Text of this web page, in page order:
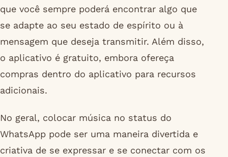
que você sempre poderá encontrar algo que
se adapte ao seu estado de espírito ou à
mensagem que deseja transmitir. Além disso,
o aplicativo é gratuito, embora ofereça
compras dentro do aplicativo para recursos
adicionais.
No geral, colocar música no status do
WhatsApp pode ser uma maneira divertida e
criativa de se expressar e se conectar com os